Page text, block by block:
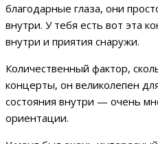
благодарные глаза, они
внутри. У тебя есть вот эта
внутри и приятия снаружи.
Количественный фактор,
концерты, он великолепен
состояния внутри — очень
ориентации.